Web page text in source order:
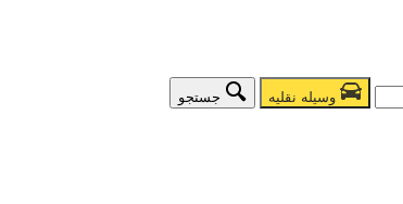
وسیله نقلیه جستجو